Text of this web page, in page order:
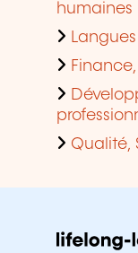
humaines
Langues
Qualité,